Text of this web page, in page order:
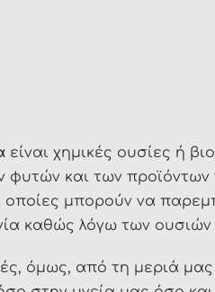
είναι χημικές ουσίες ή
φυτών και των
οποίες μπορούν να
καθώς λόγω των
όμως, από τη μεριά